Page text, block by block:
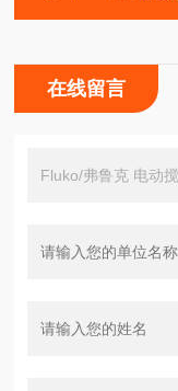
在线留言